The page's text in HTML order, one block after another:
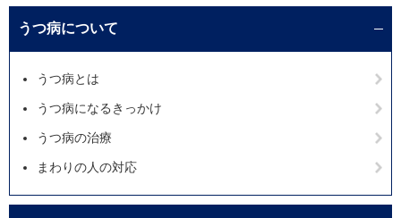
うつ病について
うつ病とは
うつ病になるきっかけ
うつ病の治療
まわりの人の対応